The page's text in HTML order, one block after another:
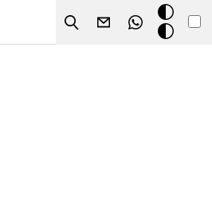
Search
Modo
oscuro